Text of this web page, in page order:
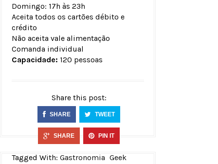
Domingo: 17h às 23h
Aceita todos os cartões débito e
crédito
Não aceita vale alimentação
Comanda individual
Capacidade: 120 pessoas
Share this post:
SHARE TWEET
SHARE PIN IT
Tagged With: Gastronomia Geek